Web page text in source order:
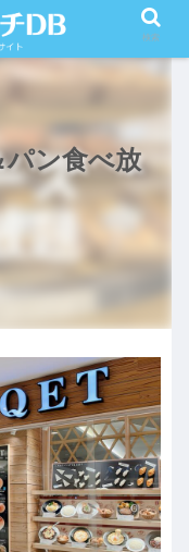
ン食べ放
検索